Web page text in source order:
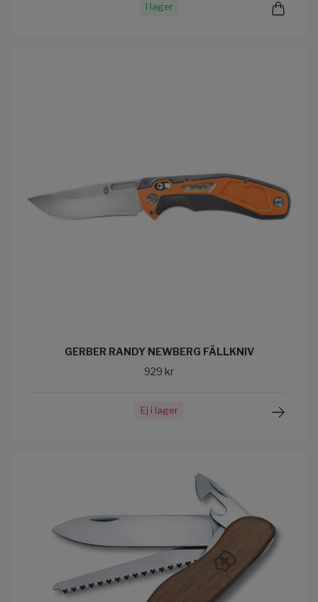
I lager
GERBER RANDY NEWBERG FÄLLKNIV
929 kr
Ej i lager